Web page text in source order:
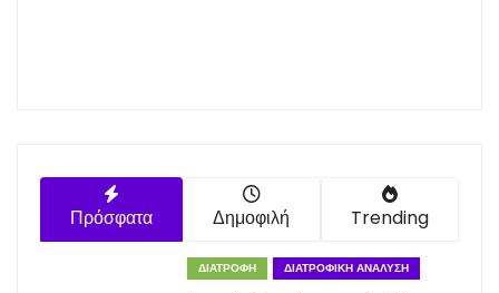
Πρόσφατα Δημοφιλή Trending
ΔΙΑΤΡΟΦΉ ΔΙΑΤΡΟΦΙΚΉ ΑΝΆΛΥΣΗ